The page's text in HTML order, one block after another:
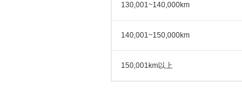
130,001~140,000km
140,001~150,000km
150,001km以上